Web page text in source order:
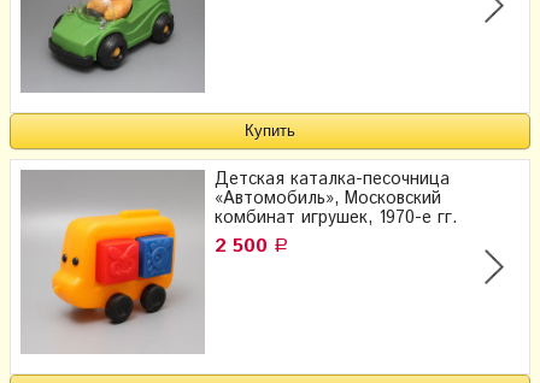
Детская каталка-песочница
«Автомобиль», Московский
комбинат игрушек, 1970-е гг.
2 500 Р